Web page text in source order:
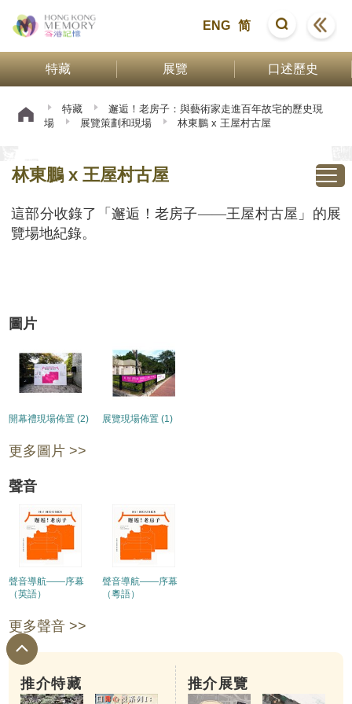
ENG 简
特藏 展覽 口述歷史
特藏
邂逅！老房子：與藝術家走進百年故宅的歷史現
場
展覽策劃和現場 林東鵬 x 王屋村古屋
林東鵬 x 王屋村古屋
這部分收錄了「邂逅！老房子——王屋村古屋」的展
覽場地紀錄。
圖片
開幕禮現場佈置 (2) 展覽現場佈置 (1)
更多圖片 >>
聲音
聲音導航——序幕
（英語）
聲音導航——序幕
（粵語）
更多聲音 >>
推介特藏 推介展覽